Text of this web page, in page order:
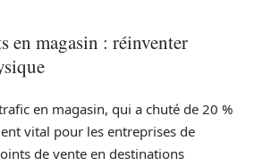
en magasin : réinventer
en magasin, qui a chuté de 20 %
vital pour les entreprises de
de vente en destinations